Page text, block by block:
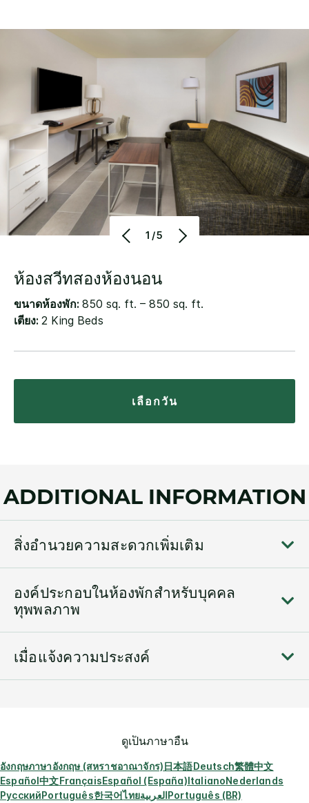
1/5
ห้องสวีทสองห้องนอน
ขนาดห้องพัก: 850 sq. ft. – 850 sq. ft.
เตียง: 2 King Beds
เลือกวัน
ADDITIONAL INFORMATION
สิ่งอำนวยความสะดวกเพิ่มเติม
องค์ประกอบในห้องพักสำหรับบุคคล
ทุพพลภาพ
เมื่อแจ้งความประสงค์
ดูเป็นภาษาอื่น
อังกฤษภาษาอังกฤษ (สหราชอาณาจักร)日本語Deutsch繁體中文
Español中文FrançaisEspañol (España)ItalianoNederlands
РусскийPortuguês한국어ไทยالعربيةPortuguês (BR)